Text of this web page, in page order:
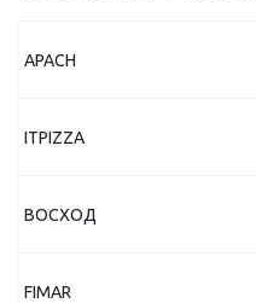
APACH
ITPIZZA
ВОСХОД
FIMAR